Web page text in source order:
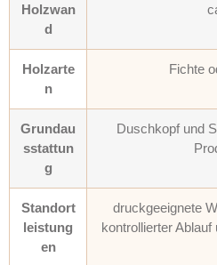
Holzwan
d
Holzarte
n
Fichte
Grundau
sstattun
g
Duschkopf und
Standort
leistung
en
druckgeeignete
kontrollierter